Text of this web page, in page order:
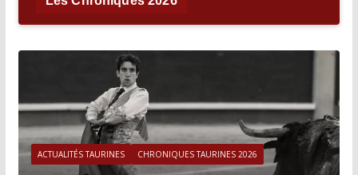
ACTUALITÉS TAURINES CHRONIQUES TAURINES 2026